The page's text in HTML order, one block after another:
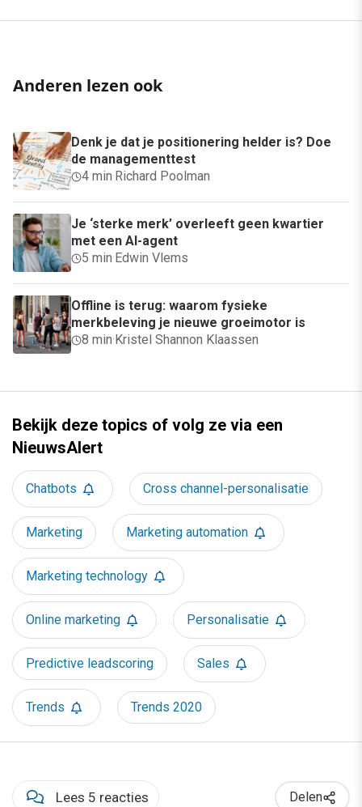
Anderen lezen ook
Denk je dat je positionering helder is? Doe
de managementtest
4 min· Richard Poolman
Je ‘sterke merk’ overleeft geen kwartier
met een AI-agent
5 min· Edwin Vlems
Offline is terug: waarom fysieke
merkbeleving je nieuwe groeimotor is
8 min· Kristel Shannon Klaassen
Bekijk deze topics of volg ze via een
NieuwsAlert
Chatbots Cross channel-personalisatie
Marketing Marketing automation
Marketing technology
Online marketing Personalisatie
Predictive leadscoring Sales
Trends Trends 2020
Lees 5 reacties Delen